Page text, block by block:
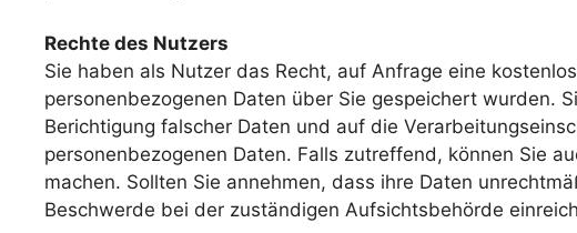
Rechte des Nutzers
Sie haben als Nutzer das Recht, auf Anfrage eine
personenbezogenen Daten über Sie gespeichert wurden.
Berichtigung falscher Daten und auf die
personenbezogenen Daten. Falls zutreffend, können Sie
machen. Sollten Sie annehmen, dass ihre Daten
Beschwerde bei der zuständigen Aufsichtsbehörde